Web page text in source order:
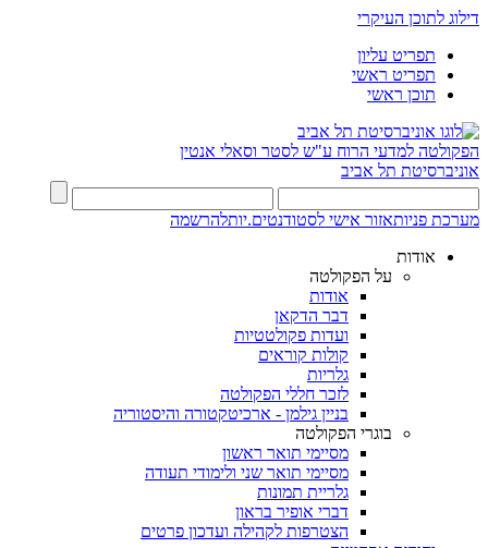
דילוג לתוכן העיקרי
תפריט עליון
תפריט ראשי
תוכן ראשי
הפקולטה למדעי הרוח ע"ש לסטר וסאלי אנטין
אוניברסיטת תל אביב
מערכת פניותאזור אישי לסטודנטים.יותלהרשמה
אודות
על הפקולטה
אודות
דבר הדקאן
ועדות פקולטטיות
קולות קוראים
גלריות
לזכר חללי הפקולטה
בניין גילמן - ארכיטקטורה והיסטוריה
בוגרי הפקולטה
מסיימי תואר ראשון
מסיימי תואר שני ולימודי תעודה
גלריית תמונות
דברי אופיר בראון
הצטרפות לקהילה ועדכון פרטים